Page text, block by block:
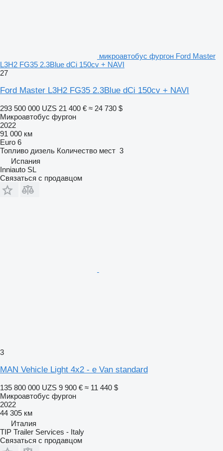
микроавтобус фургон Ford Master
L3H2 FG35 2.3Blue dCi 150cv + NAVI
27
Ford Master L3H2 FG35 2.3Blue dCi 150cv + NAVI
293 500 000 UZS 21 400 € ≈ 24 730 $
Микроавтобус фургон
2022
91 000 км
Euro 6
Топливо дизель Количество мест 3
Испания
Inniauto SL
Связаться с продавцом
3
MAN Vehicle Light 4x2 - e Van standard
135 800 000 UZS 9 900 € ≈ 11 440 $
Микроавтобус фургон
2022
44 305 км
Италия
TIP Trailer Services - Italy
Связаться с продавцом